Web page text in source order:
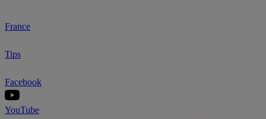
France
Tips
Facebook
YouTube